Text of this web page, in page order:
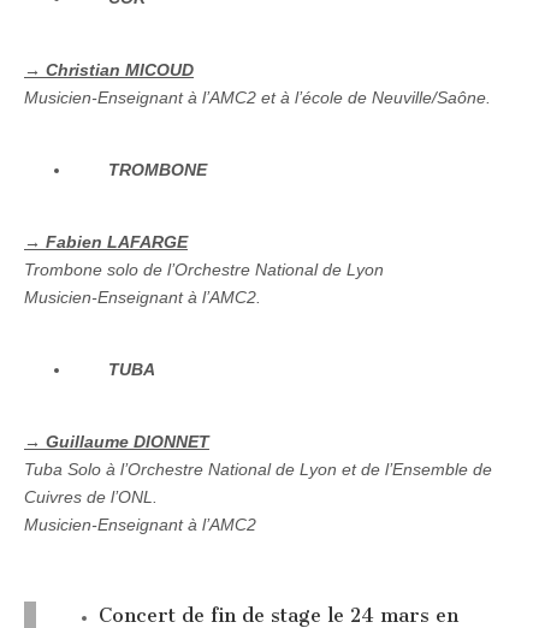
→ Christian MICOUD
Musicien-Enseignant à l’AMC2 et à l’école de Neuville/Saône.
TROMBONE
→ Fabien LAFARGE
Trombone solo de l’Orchestre National de Lyon
Musicien-Enseignant à l’AMC2.
TUBA
→ Guillaume DIONNET
Tuba Solo à l’Orchestre National de Lyon et de l’Ensemble de
Cuivres de l’ONL.
Musicien-Enseignant à l’AMC2
Concert de fin de stage le 24 mars en